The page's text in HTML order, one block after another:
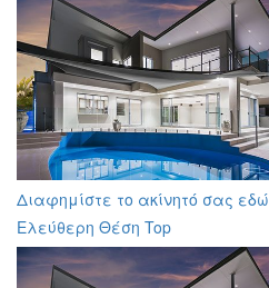
Διαφημίστε το ακίνητό σας εδώ
Ελεύθερη Θέση Top